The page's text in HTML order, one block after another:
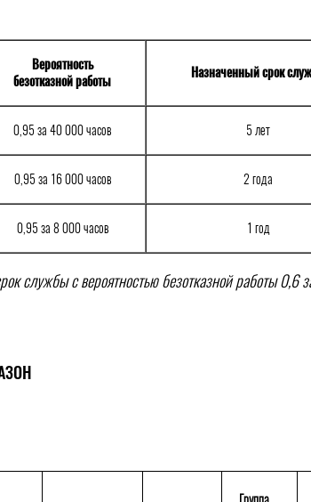
Вероятность
безотказной работы
Назначенный срок
0,95 за 40 000 часов 5 лет
0,95 за 16 000 часов 2 года
0,95 за 8 000 часов 1 год
службы с вероятностью безотказной работы 0,6